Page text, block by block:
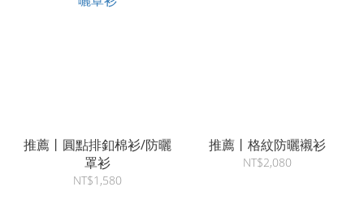
推薦丨圓點排釦棉衫/防曬
罩衫
NT$1,580
推薦丨格紋防曬襯衫
NT$2,080